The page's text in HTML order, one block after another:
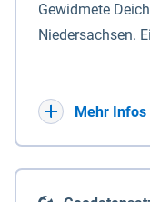
Gewidmete
Niedersachsen.
Deichbehörde
Mehr Infos